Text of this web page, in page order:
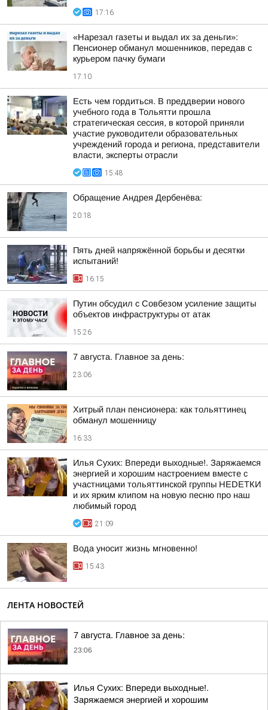
17:16
«Нарезал газеты и выдал их за деньги»:
Пенсионер обманул мошенников, передав с
курьером пачку бумаги
17:10
Есть чем гордиться. В преддверии нового
учебного года в Тольятти прошла
стратегическая сессия, в которой приняли
участие руководители образовательных
учреждений города и региона, представители
власти, эксперты отрасли
15:48
Обращение Андрея Дербенёва:
20:18
Пять дней напряжённой борьбы и десятки
испытаний!
16:15
Путин обсудил с Совбезом усиление защиты
объектов инфраструктуры от атак
15:26
7 августа. Главное за день:
23:06
Хитрый план пенсионера: как тольяттинец
обманул мошенницу
16:33
Илья Сухих: Впереди выходные!. Заряжаемся
энергией и хорошим настроением вместе с
участницами тольяттинской группы НЕDЕТКИ
и их ярким клипом на новую песню про наш
любимый город
21:09
Вода уносит жизнь мгновенно!
15:43
ЛЕНТА НОВОСТЕЙ
7 августа. Главное за день:
23:06
Илья Сухих: Впереди выходные!.
Заряжаемся энергией и хорошим